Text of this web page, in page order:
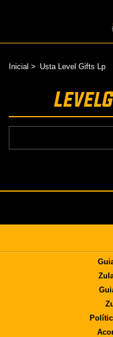
Inicial Usta Level Gifts Lp